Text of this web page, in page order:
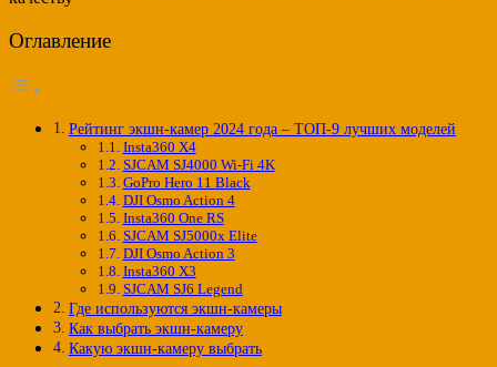
Оглавление
Рейтинг экшн-камер 2024 года – ТОП-9 лучших моделей
Insta360 Х4
SJCAM SJ4000 Wi-Fi 4K
GoPro Hero 11 Black
DJI Osmo Action 4
Insta360 One RS
SJCAM SJ5000x Elite
DJI Osmo Action 3
Insta360 X3
SJCAM SJ6 Legend
Где используются экшн-камеры
Как выбрать экшн-камеру
Какую экшн-камеру выбрать